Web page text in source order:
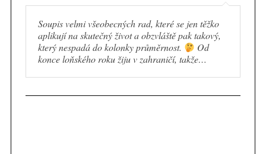
Soupis velmi všeobecných rad, které se jen těžko
aplikují na skutečný život a obzvláště pak takový,
který nespadá do kolonky průměrnost.
Od
konce loňského roku žiju v zahraničí, takže…
a